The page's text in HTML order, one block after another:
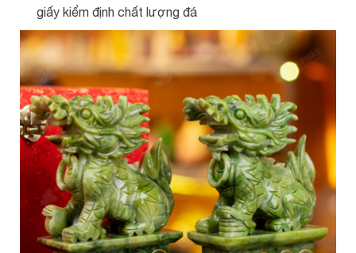
giấy kiểm định chất lượng đá